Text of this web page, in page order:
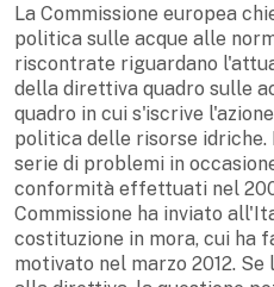
La Commissione europea
politica sulle acque alle
riscontrate riguardano
della direttiva quadro sulle
quadro in cui s'iscrive
politica delle risorse idriche.
serie di problemi in
conformità effettuati nel
Commissione ha inviato
costituzione in mora, cui ha
motivato nel marzo 2012.